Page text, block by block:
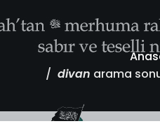
divan arama